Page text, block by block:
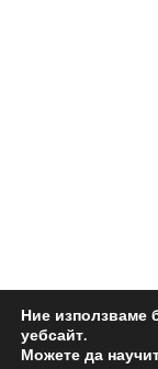
Ние използваме
уебсайт.
Можете да